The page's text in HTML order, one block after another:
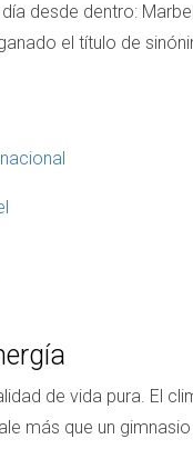
desde dentro:
el título de
de vida pura. El
más que un